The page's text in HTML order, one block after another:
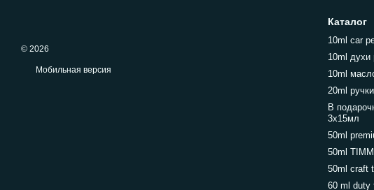
© 2026
Мобильная версия
Каталог
10ml car
10ml духи
10ml
20ml
В
3х15мл
50ml
50ml
50ml craft
60 ml duty